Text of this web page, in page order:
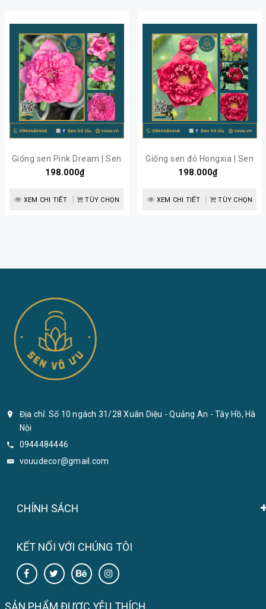
Giống sen Pink Dream | Sen
Vô Ưu
198.000₫
XEM CHI TIẾT TÙY CHỌN
Giống sen đỏ Hongxia | Sen
Vô Ưu
198.000₫
XEM CHI TIẾT TÙY CHỌN
Địa chỉ: Số 10 ngách 31/28 Xuân Diệu - Quảng An - Tây Hồ, Hà
Nội
0944484446
vouudecor@gmail.com
CHÍNH SÁCH
KẾT NỐI VỚI CHÚNG TÔI
SẢN PHẨM ĐƯỢC YÊU THÍCH